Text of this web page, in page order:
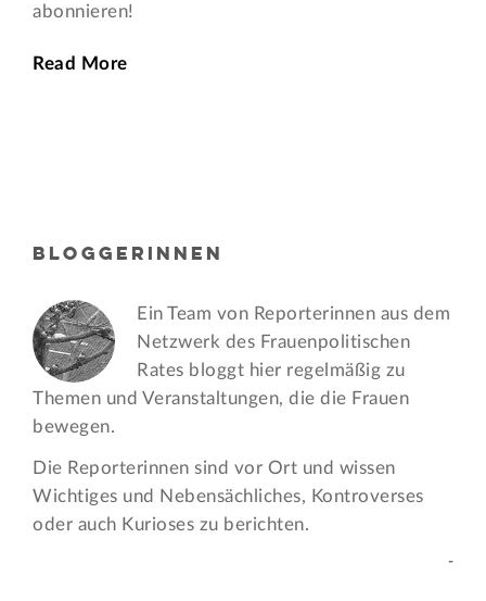
abonnieren!
Read More
BLOGGERINNEN
Ein Team von Reporterinnen aus dem
Netzwerk des Frauen­politischen
Rates bloggt hier regelmäßig zu
Themen und Veran­staltungen, die die Frauen
bewegen.
Die Reporterinnen sind vor Ort und wissen
Wichtiges und Nebensächliches, Kontroverses
oder auch Kurioses zu berichten.
-